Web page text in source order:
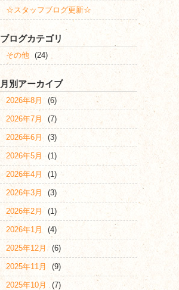
☆スタッフブログ更新☆
ブログカテゴリ
その他 (24)
月別アーカイブ
2026年8月 (6)
2026年7月 (7)
2026年6月 (3)
2026年5月 (1)
2026年4月 (1)
2026年3月 (3)
2026年2月 (1)
2026年1月 (4)
2025年12月 (6)
2025年11月 (9)
2025年10月 (7)